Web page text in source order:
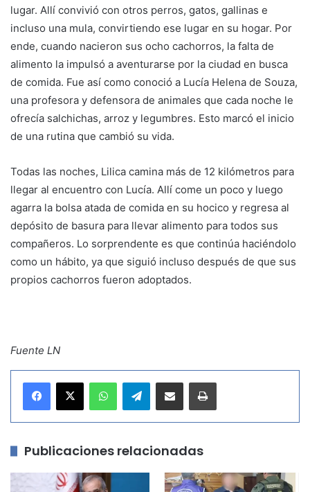
lugar. Allí convivió con otros perros, gatos, gallinas e
incluso una mula, convirtiendo ese lugar en su hogar. Por
ende, cuando nacieron sus ocho cachorros, la falta de
alimento la impulsó a aventurarse por la ciudad en busca
de comida. Fue así como conoció a Lucía Helena de Souza,
una profesora y defensora de animales que cada noche le
ofrecía salchichas, arroz y legumbres. Esto marcó el inicio
de una rutina que cambió su vida.
Todas las noches, Lilica camina más de 12 kilómetros para
llegar al encuentro con Lucía. Allí come un poco y luego
agarra la bolsa atada de comida en su hocico y regresa al
depósito de basura para llevar alimento para todos sus
compañeros. Lo sorprendente es que continúa haciéndolo
como un hábito, ya que siguió incluso después de que sus
propios cachorros fueron adoptados.
Fuente LN
Telegram
Publicaciones relacionadas